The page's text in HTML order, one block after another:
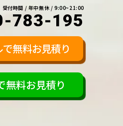
受付時間 / 年中無休 / 9:00~21:00
783-195
で無料お見積り
無料お見積り